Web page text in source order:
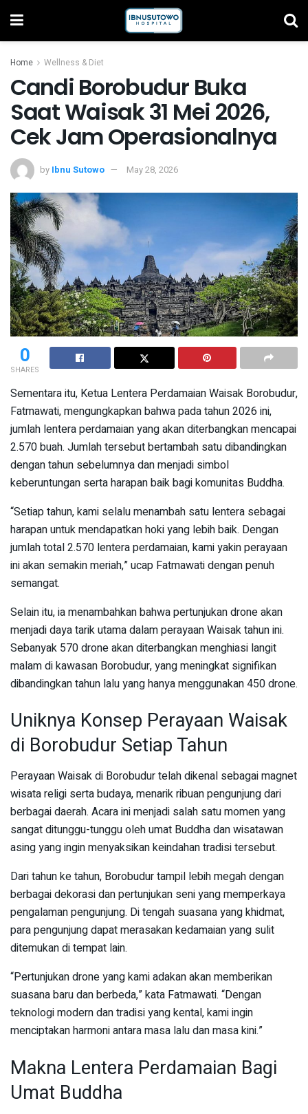
Home Wellness & Diet
Candi Borobudur Buka
Saat Waisak 31 Mei 2026,
Cek Jam Operasionalnya
by Ibnu Sutowo May 28, 2026
0
SHARES
Sementara itu, Ketua Lentera Perdamaian Waisak Borobudur,
Fatmawati, mengungkapkan bahwa pada tahun 2026 ini,
jumlah lentera perdamaian yang akan diterbangkan mencapai
2.570 buah. Jumlah tersebut bertambah satu dibandingkan
dengan tahun sebelumnya dan menjadi simbol
keberuntungan serta harapan baik bagi komunitas Buddha.
“Setiap tahun, kami selalu menambah satu lentera sebagai
harapan untuk mendapatkan hoki yang lebih baik. Dengan
jumlah total 2.570 lentera perdamaian, kami yakin perayaan
ini akan semakin meriah,” ucap Fatmawati dengan penuh
semangat.
Selain itu, ia menambahkan bahwa pertunjukan drone akan
menjadi daya tarik utama dalam perayaan Waisak tahun ini.
Sebanyak 570 drone akan diterbangkan menghiasi langit
malam di kawasan Borobudur, yang meningkat signifikan
dibandingkan tahun lalu yang hanya menggunakan 450 drone.
Uniknya Konsep Perayaan Waisak
di Borobudur Setiap Tahun
Perayaan Waisak di Borobudur telah dikenal sebagai magnet
wisata religi serta budaya, menarik ribuan pengunjung dari
berbagai daerah. Acara ini menjadi salah satu momen yang
sangat ditunggu-tunggu oleh umat Buddha dan wisatawan
asing yang ingin menyaksikan keindahan tradisi tersebut.
Dari tahun ke tahun, Borobudur tampil lebih megah dengan
berbagai dekorasi dan pertunjukan seni yang memperkaya
pengalaman pengunjung. Di tengah suasana yang khidmat,
para pengunjung dapat merasakan kedamaian yang sulit
ditemukan di tempat lain.
“Pertunjukan drone yang kami adakan akan memberikan
suasana baru dan berbeda,” kata Fatmawati. “Dengan
teknologi modern dan tradisi yang kental, kami ingin
menciptakan harmoni antara masa lalu dan masa kini.”
Makna Lentera Perdamaian Bagi
Umat Buddha